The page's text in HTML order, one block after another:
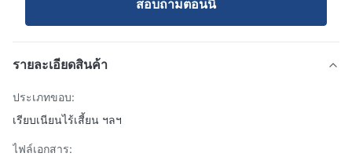
สอบถามตอนนี้
รายละเอียดสินค้า
ประเภทขอบ:
เรียบเนียนไร้เสี้ยน ฯลฯ
ไฟล์เอกสาร: